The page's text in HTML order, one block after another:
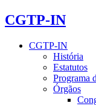
CGTP-IN
CGTP-IN
História
Estatutos
Programa
Órgãos